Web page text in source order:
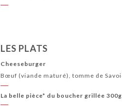
LES PLATS
Cheeseburger
Bœuf (viande maturé), tomme de
La belle pièce* du boucher grillée